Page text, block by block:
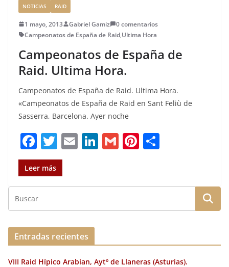
NOTICIAS RAID
1 mayo, 2013 Gabriel Gamiz
0 comentarios
Campeonatos de España de Raid,Ultima Hora
Campeonatos de España de
Raid. Ultima Hora.
Campeonatos de España de Raid. Ultima Hora.
«Campeonatos de España de Raid en Sant Feliù de
Sasserra, Barcelona. Ayer noche
F
a
c
e
b
o
o
k
T
w
it
te
r
E
l
Li
e
dI
G
l
Pi
re
st
p
a
ir
Leer más
Entradas recientes
VIII Raid Hípico Arabian, Aytº de Llaneras (Asturias).